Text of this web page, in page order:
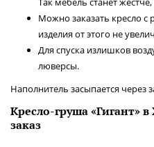
Можно заказать кресло с
изделия от этого не
Для спуска излишков
люверсы.
Наполнитель засыпается через
Кресло-груша «Гигант»
заказ